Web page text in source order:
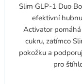
Slim GLP-1 Duo
efektivní
Activator
cukru, zatímco
pokožku a
pro